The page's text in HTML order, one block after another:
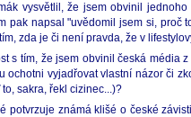
vysvětlil, že jsem obvinil
pak napsal "uvědomil jsem si, proč
zda je či není pravda, že v
s tím, že jsem obvinil česká média
ochotni vyjadřovat vlastní názor či
sakra, řekl cizinec...)?
potvrzuje známá klišé o české